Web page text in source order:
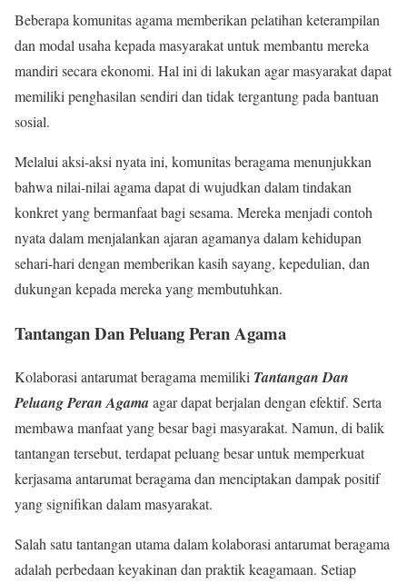
Beberapa komunitas agama memberikan pelatihan keterampilan
dan modal usaha kepada masyarakat untuk membantu mereka
mandiri secara ekonomi. Hal ini di lakukan agar masyarakat dapat
memiliki penghasilan sendiri dan tidak tergantung pada bantuan
sosial.
Melalui aksi-aksi nyata ini, komunitas beragama menunjukkan
bahwa nilai-nilai agama dapat di wujudkan dalam tindakan
konkret yang bermanfaat bagi sesama. Mereka menjadi contoh
nyata dalam menjalankan ajaran agamanya dalam kehidupan
sehari-hari dengan memberikan kasih sayang, kepedulian, dan
dukungan kepada mereka yang membutuhkan.
Tantangan Dan Peluang Peran Agama
Kolaborasi antarumat beragama memiliki Tantangan Dan
Peluang Peran Agamaagar dapat berjalan dengan efektif. Serta
membawa manfaat yang besar bagi masyarakat. Namun, di balik
tantangan tersebut, terdapat peluang besar untuk memperkuat
kerjasama antarumat beragama dan menciptakan dampak positif
yang signifikan dalam masyarakat.
Salah satu tantangan utama dalam kolaborasi antarumat beragama
adalah perbedaan keyakinan dan praktik keagamaan. Setiap